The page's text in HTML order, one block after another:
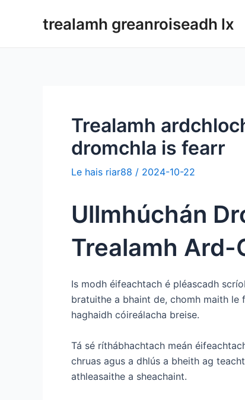
trealamh greanroiseadh lx
Trealamh
dromchla is fearr
Le hais riar88 / 2024-10-22
Ullmhúchán
Trealamh Ard-
Is modh éifeachtach é pléascadh
bratuithe a bhaint de, chomh maith le
haghaidh cóireálacha breise.
Tá sé ríthábhachtach meán
chruas agus a dhlús a bheith ag
athleasaithe a sheachaint.